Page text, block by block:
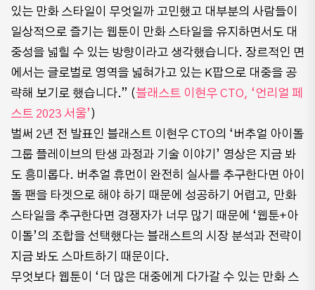
있는 만화 스타일이 무엇일까 고민했고 대부분의 사람들이
일상적으로 즐기는 웹툰이 만화 스타일을 유지하면서도 대
중성을 넓힐 수 있는 방향이라고 생각했습니다. 장르적인 면
에서는 글로벌로 영역을 넓혀가고 있는 K팝으로 대중을 공
략해 보기로 했습니다.” (블래스트 이현우 CTO, ‘언리얼 페
스트 2023 서울’ )
벌써 2년 전 발표인 블래스트 이현우 CTO의 ‘버추얼 아이돌
그룹 플레이브의 탄생 과정과 기술 이야기’ 영상은 지금 봐
도 흥미롭다. 버추얼 휴먼이 완전히 실사를 추구한다면 아이
돌 팬을 타겟으로 해야 하기 때문에 성공하기 어렵고, 만화
스타일을 추구한다면 경쟁자가 너무 많기 때문에 ‘웹툰+아
이돌’의 조합을 선택했다는 블래스트의 시장 분석과 전략이
지금 봐도 스마트하기 때문이다.
무엇보다 웹툰이 ‘더 많은 대중에게 다가갈 수 있는 만화 스